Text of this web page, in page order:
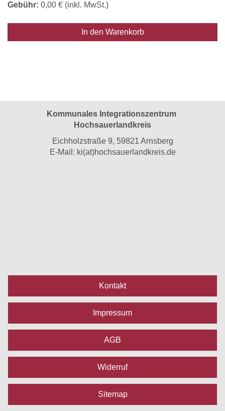
Gebühr: 0,00 € (inkl. MwSt.)
In den Warenkorb
Kommunales Integrationszentrum
Hochsauerlandkreis
Eichholzstraße 9, 59821 Arnsberg
E-Mail: ki(at)hochsauerlandkreis.de
Kontakt
Impressum
AGB
Widerruf
Sitemap